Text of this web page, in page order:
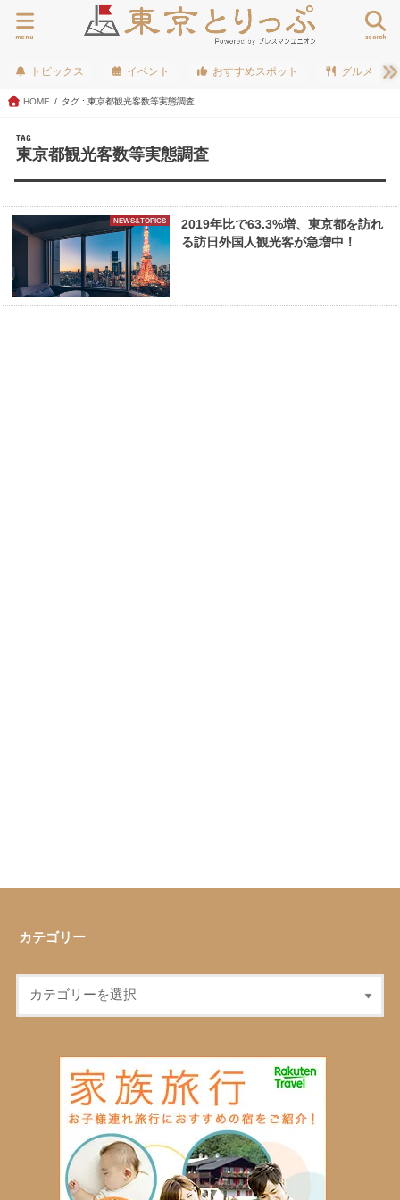
search
menu
トピックス イベント おすすめスポット グルメ
HOME タグ : 東京都観光客数等実態調査
TAG
東京都観光客数等実態調査
NEWS&TOPICS
2019年比で63.3%増、東京都を訪れ
る訪日外国人観光客が急増中！
カテゴリー